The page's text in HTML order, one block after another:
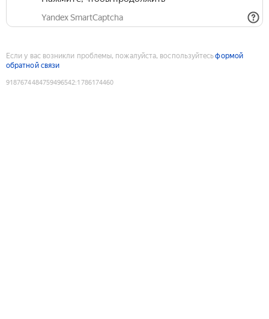
Yandex SmartCaptcha
Если у вас возникли проблемы, пожалуйста, воспользуйтесьформой
обратной связи
9187674484759496542:1786174460